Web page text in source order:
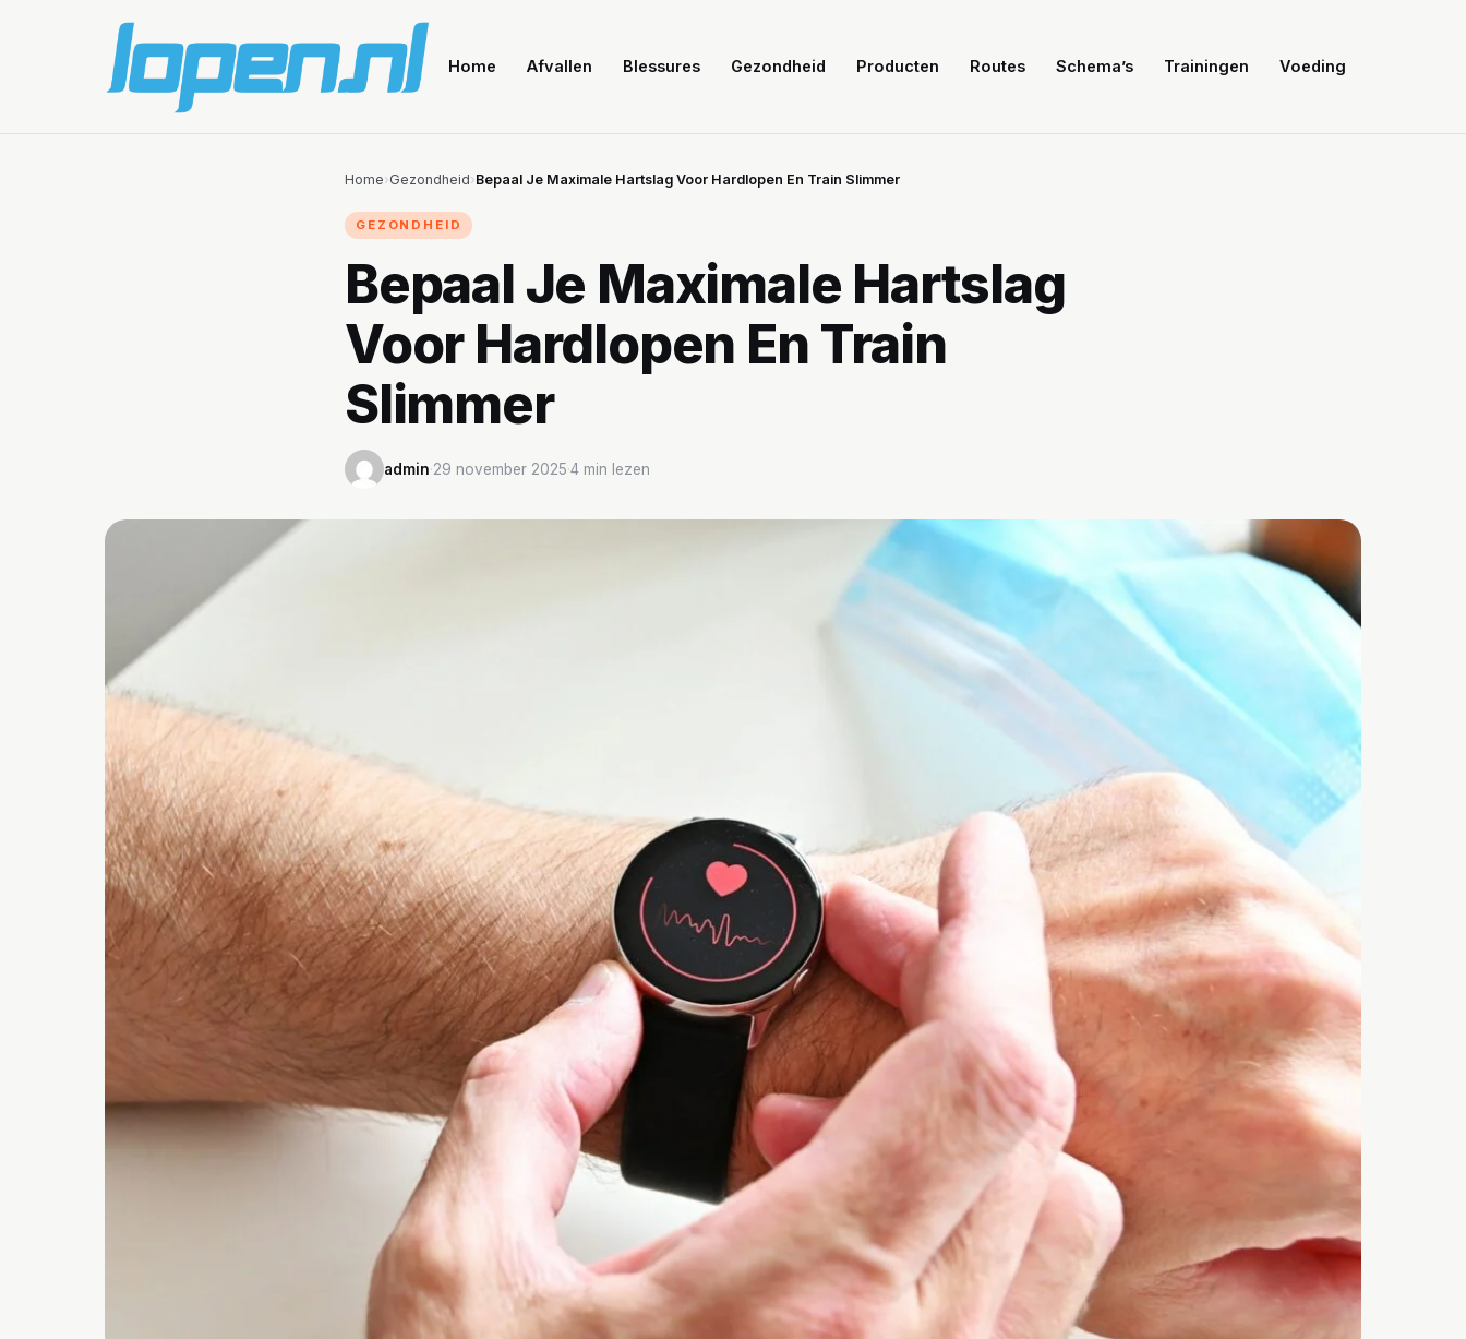
Home Afvallen Blessures Gezondheid Producten Routes Schema’s Trainingen Voeding
Home›Gezondheid›Bepaal Je Maximale Hartslag Voor Hardlopen En Train Slimmer
GEZONDHEID
Bepaal Je Maximale Hartslag
Voor Hardlopen En Train
Slimmer
admin·29 november 2025·4 min lezen